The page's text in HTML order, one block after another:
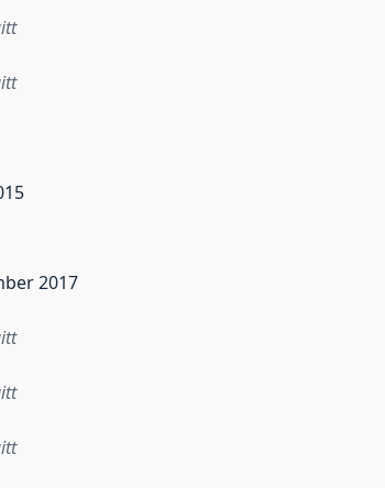
datasettet først blei utgitt. Det kan ha
2017